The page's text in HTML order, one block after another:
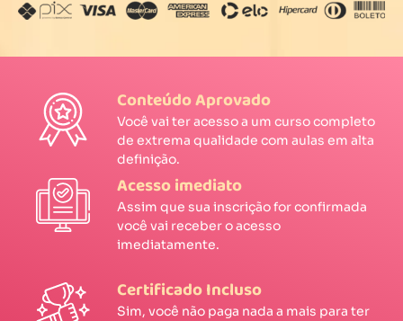
Conteúdo Aprovado
Você vai ter acesso a um curso completo
de extrema qualidade com aulas em alta
definição.
Acesso imediato
Assim que sua inscrição for confirmada
você vai receber o acesso
imediatamente.
Certificado Incluso
Sim, você não paga nada a mais para ter